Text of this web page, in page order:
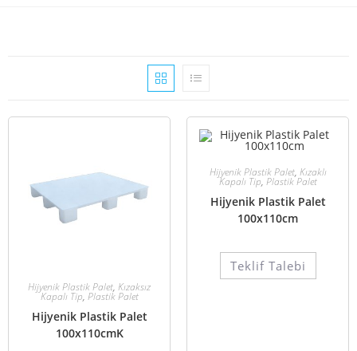
Hijyenik Plastik Palet, Kızaksız
Kapalı Tip, Plastik Palet
Hijyenik Plastik Palet
100x110cmK
Hijyenik Plastik Palet, Kızaklı
Kapalı Tip, Plastik Palet
Hijyenik Plastik Palet
100x110cm
Teklif Talebi